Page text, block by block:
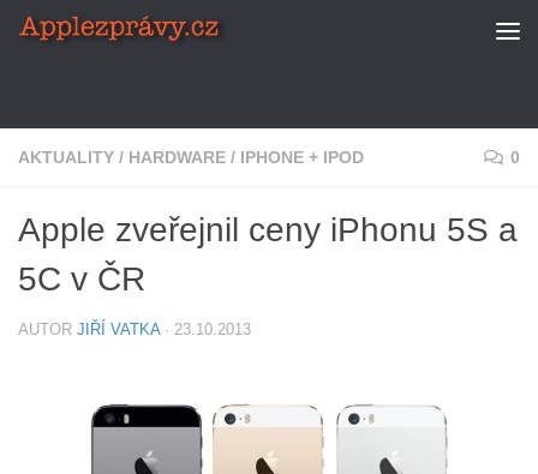
Skip to content
AKTUALITY / HARDWARE / IPHONE + IPOD 0
Apple zveřejnil ceny iPhonu 5S a
5C v ČR
AUTOR JIŘÍ VATKA · 23.10.2013